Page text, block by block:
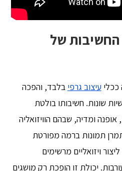
של
עיצוב גרפי בלבד, והפכה
שונות. חשיבותו בולטת
ומדיה, שבהם הוויזואליה
תמונות ברמה מפורטת
ויזואליים מרשימים
יכולת זו הופכת רק מושגים